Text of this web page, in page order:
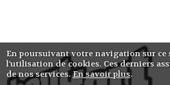
En poursuivant votre navigation sur ce
l'utilisation de cookies. Ces derniers
de nos services.En savoir plus.